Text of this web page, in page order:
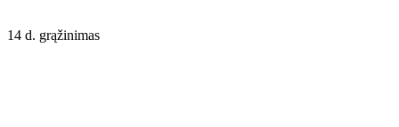
14 d. grąžinimas